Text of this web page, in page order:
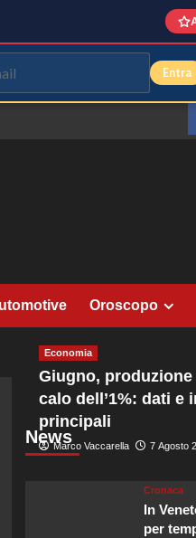
Oroscopo
News
Economia
Giugno,
calo dell’1%: dati e
principali
Marco Vaccarella 7 Agosto
Cronaca
In
per
Entra